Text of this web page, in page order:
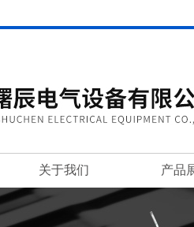
关于我们 产品